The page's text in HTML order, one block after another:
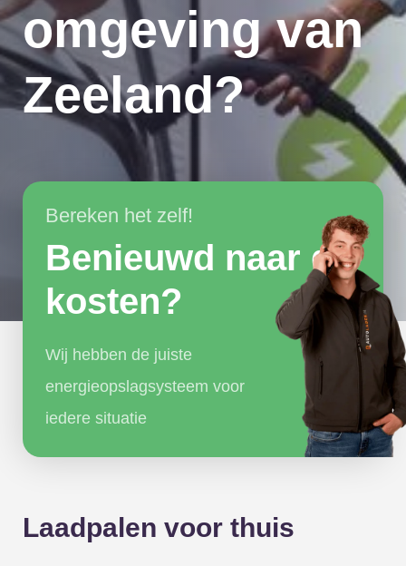
omgeving van
Zeeland?
Bereken het zelf!
Benieuwd naar de
kosten?
Wij hebben de juiste
energieopslagsysteem voor
iedere situatie
Laadpalen voor thuis